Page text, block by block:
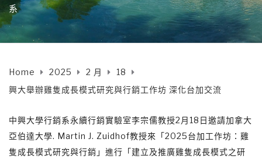
系
Home 2025 2 月
18
興大舉辦雞隻成長模式研究與行銷工作坊 深化台加交流
中興大學行銷系永續行銷實驗室李宗儒教授2月18日邀請加拿大
亞伯達大學. Martin J. Zuidhof教授來「2025台加工作坊：雞
隻成長模式研究與行銷」進行「建立及推廣雞隻成長模式之研